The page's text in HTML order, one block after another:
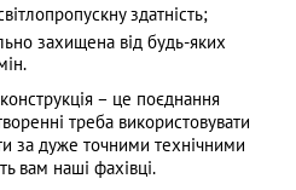
здатність;
захищена від будь-яких
– це поєднання
треба використовувати
за дуже точними технічними
вам наші фахівці.